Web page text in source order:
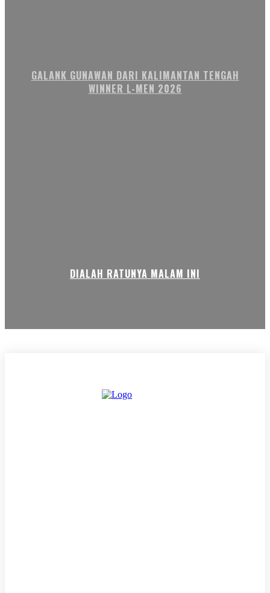
GALANK GUNAWAN DARI KALIMANTAN TENGAH
WINNER L-MEN 2026
DIALAH RATUNYA MALAM INI